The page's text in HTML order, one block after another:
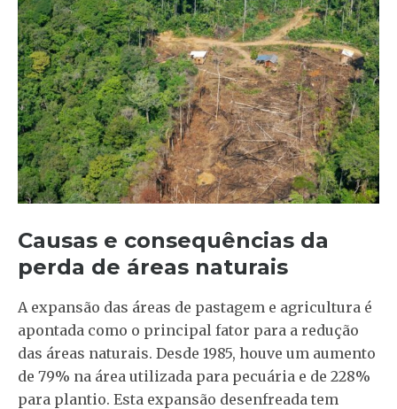
Causas e consequências da
perda de áreas naturais
A expansão das áreas de pastagem e agricultura é
apontada como o principal fator para a redução
das áreas naturais. Desde 1985, houve um aumento
de 79% na área utilizada para pecuária e de 228%
para plantio. Esta expansão desenfreada tem